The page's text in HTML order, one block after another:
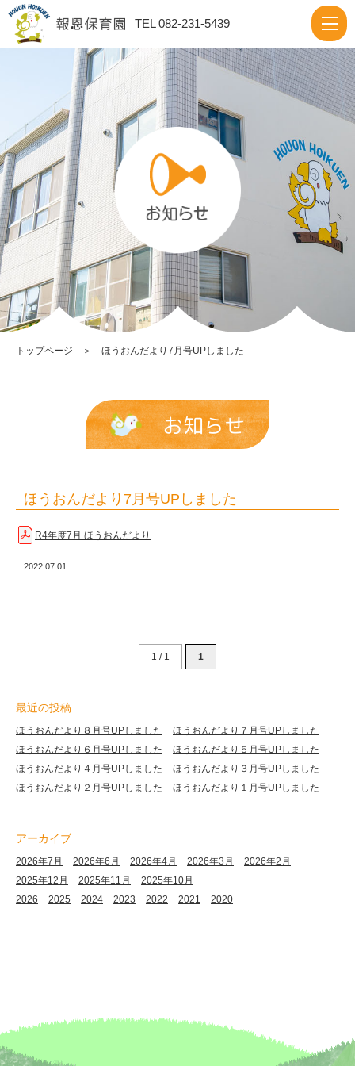
ほ
う
お
ん
だ
り
7
月
号
UP
し
ま
し
|
報
恩
育
TEL 082-231-5439
トップページ ＞ ほうおんだより7月号UPしました
お知らせ
ほうおんだより7月号UPしました
R4年度7月 ほうおんだより
2022.07.01
1 / 1 1
最近の投稿
ほうおんだより８月号UPしました
ほうおんだより７月号UPしました
ほうおんだより６月号UPしました
ほうおんだより５月号UPしました
ほうおんだより４月号UPしました
ほうおんだより３月号UPしました
ほうおんだより２月号UPしました
ほうおんだより１月号UPしました
アーカイブ
2026年7月 2026年6月 2026年4月 2026年3月
2026年2月
2025年12月
2025年11月
2025年10月
2026
2025 2024 2023 2022 2021 2020